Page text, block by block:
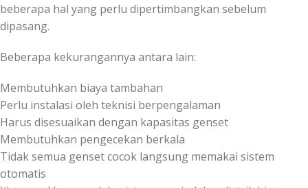
beberapa hal yang perlu dipertimbangkan sebelum
dipasang.
Beberapa kekurangannya antara lain:
Membutuhkan biaya tambahan
Perlu instalasi oleh teknisi berpengalaman
Harus disesuaikan dengan kapasitas genset
Membutuhkan pengecekan berkala
Tidak semua genset cocok langsung memakai sistem
otomatis